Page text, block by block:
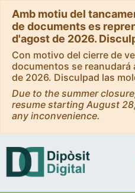
Amb motiu del
de documents es
d'agost de 2026.
Con motivo del cierre de
documentos se
de 2026. Disculpad las
Due to the summer
resume starting August
any inconvenience.